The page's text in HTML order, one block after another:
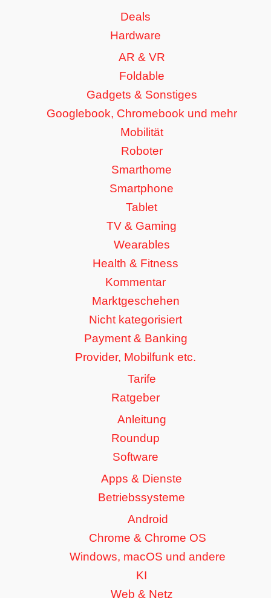
Deals
Hardware
AR & VR
Foldable
Gadgets & Sonstiges
Googlebook, Chromebook und mehr
Mobilität
Roboter
Smarthome
Smartphone
Tablet
TV & Gaming
Wearables
Health & Fitness
Kommentar
Marktgeschehen
Nicht kategorisiert
Payment & Banking
Provider, Mobilfunk etc.
Tarife
Ratgeber
Anleitung
Roundup
Software
Apps & Dienste
Betriebssysteme
Android
Chrome & Chrome OS
Windows, macOS und andere
KI
Web & Netz